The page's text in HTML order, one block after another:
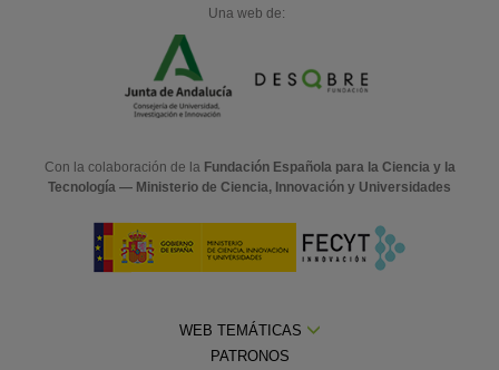
Una web de:
Con la colaboración de la Fundación Española para la Ciencia y la
Tecnología — Ministerio de Ciencia, Innovación y Universidades
WEB TEMÁTICAS
PATRONOS